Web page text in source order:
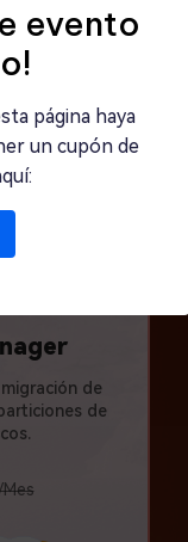
evento
página haya
un cupón de
de
de